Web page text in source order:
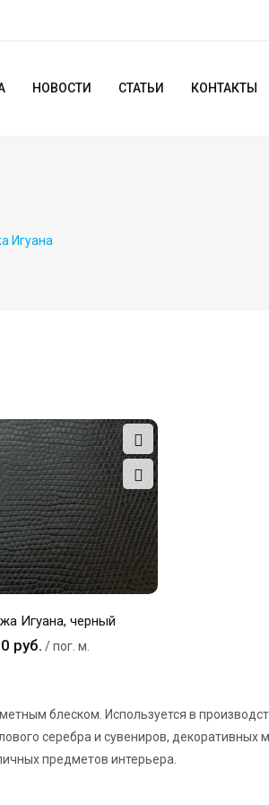
НОВОСТИ СТАТЬИ КОНТАКТЫ
Игуана
Игуана, черный
руб. / пог. м.
блеском. Используется в
серебра и сувениров, декоративных
предметов интерьера.